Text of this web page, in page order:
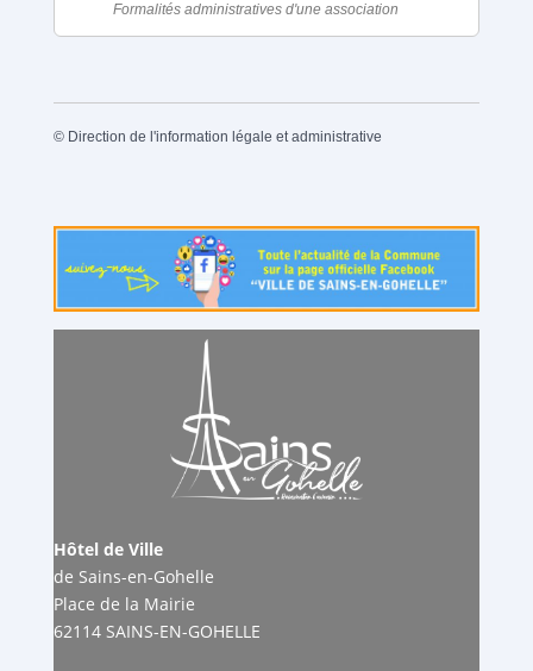
Formalités administratives d'une association
© Direction de l'information légale et administrative
Hôtel de Ville
de Sains-en-Gohelle
Place de la Mairie
62114 SAINS-EN-GOHELLE